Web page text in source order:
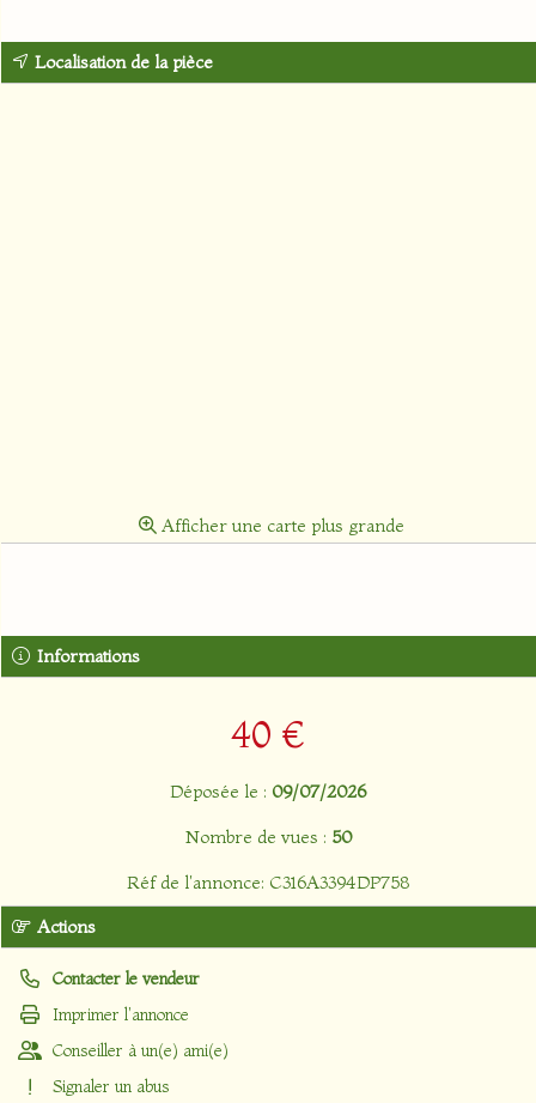
Informations
40 €
Déposée le : 09/07/2026
Nombre de vues : 50
Réf de l'annonce: C316A3394DP758
Actions
Contacter le vendeur
Imprimer l'annonce
Conseiller à un(e) ami(e)
Signaler un abus
Localisation de la pièce
Afficher une carte plus grande